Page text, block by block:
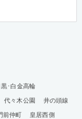
黒･白金高輪
代々木公園
井の頭線
前仲町
皇居西側